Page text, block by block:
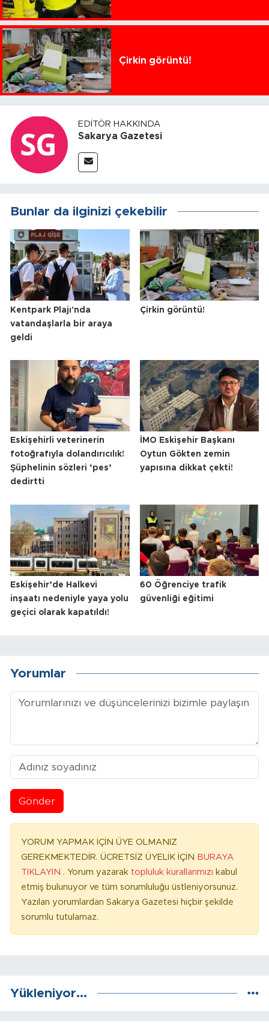
Çirkin görüntü!
EDITÖR HAKKINDA
Sakarya Gazetesi
Bunlar da ilginizi çekebilir
Kentpark Plajı'nda
vatandaşlarla bir araya
geldi
Çirkin görüntü!
Eskişehirli veterinerin
fotoğrafıyla dolandırıcılık!
Şüphelinin sözleri ‘pes’
dedirtti
İMO Eskişehir Başkanı
Oytun Gökten zemin
yapısına dikkat çekti!
Eskişehir’de Halkevi
inşaatı nedeniyle yaya yolu
geçici olarak kapatıldı!
60 Öğrenciye trafik
güvenliği eğitimi
Yorumlar
Gönder
YORUM YAPMAK İÇİN ÜYE OLMANIZ
GEREKMEKTEDİR. ÜCRETSİZ ÜYELİK İÇİN BURAYA
TIKLAYIN . Yorum yazarak topluluk kurallarımızı kabul
etmiş bulunuyor ve tüm sorumluluğu üstleniyorsunuz.
Yazılan yorumlardan Sakarya Gazetesi hiçbir şekilde
sorumlu tutulamaz.
Yükleniyor...